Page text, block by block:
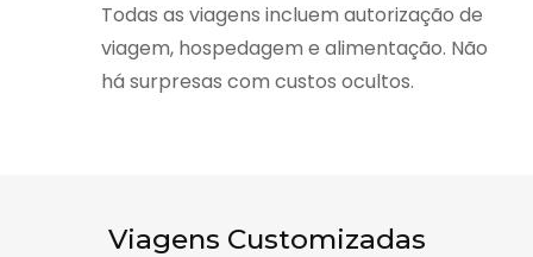
Todas as viagens incluem autorização de
viagem, hospedagem e alimentação. Não
há surpresas com custos ocultos.
Viagens Customizadas